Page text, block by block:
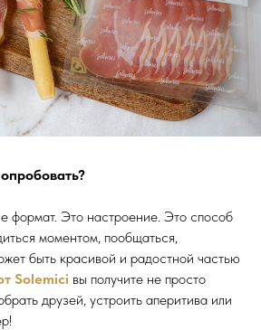
формат. Это настроение. Это способ
моментом, пообщаться,
быть красивой и радостной частью
Solemici вы получите не просто
друзей, устроить аперитива или